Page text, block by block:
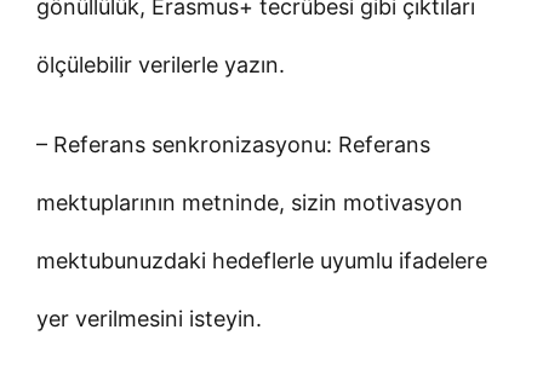
gönüllülük, Erasmus+ tecrübesi gibi çıktıları
ölçülebilir verilerle yazın.
– Referans senkronizasyonu: Referans
mektuplarının metninde, sizin motivasyon
mektubunuzdaki hedeflerle uyumlu ifadelere
yer verilmesini isteyin.